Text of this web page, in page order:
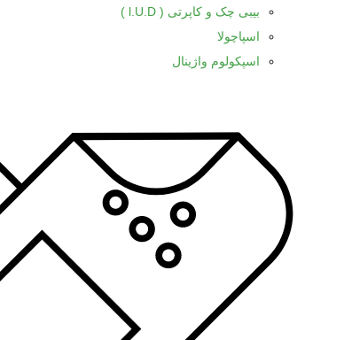
بیبی چک و کاپرتی ( l.U.D )
اسپاچولا
اسپکولوم واژینال